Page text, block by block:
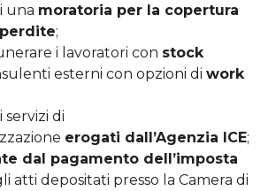
una moratoria per la copertura
;
i lavoratori con stock
esterni con opzioni di work
di
erogati dall’Agenzia ICE;
dal pagamento dell’imposta
atti depositati presso la Camera di